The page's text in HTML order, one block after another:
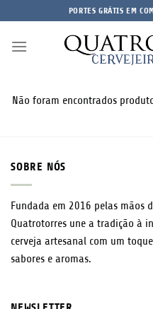
to
content
PORTES GRÁTIS EM
Não foram encontrados
SOBRE NÓS
Fundada em 2016 pelas mãos
Quatrotorres une a tradição à
cerveja artesanal com um
sabores e aromas.